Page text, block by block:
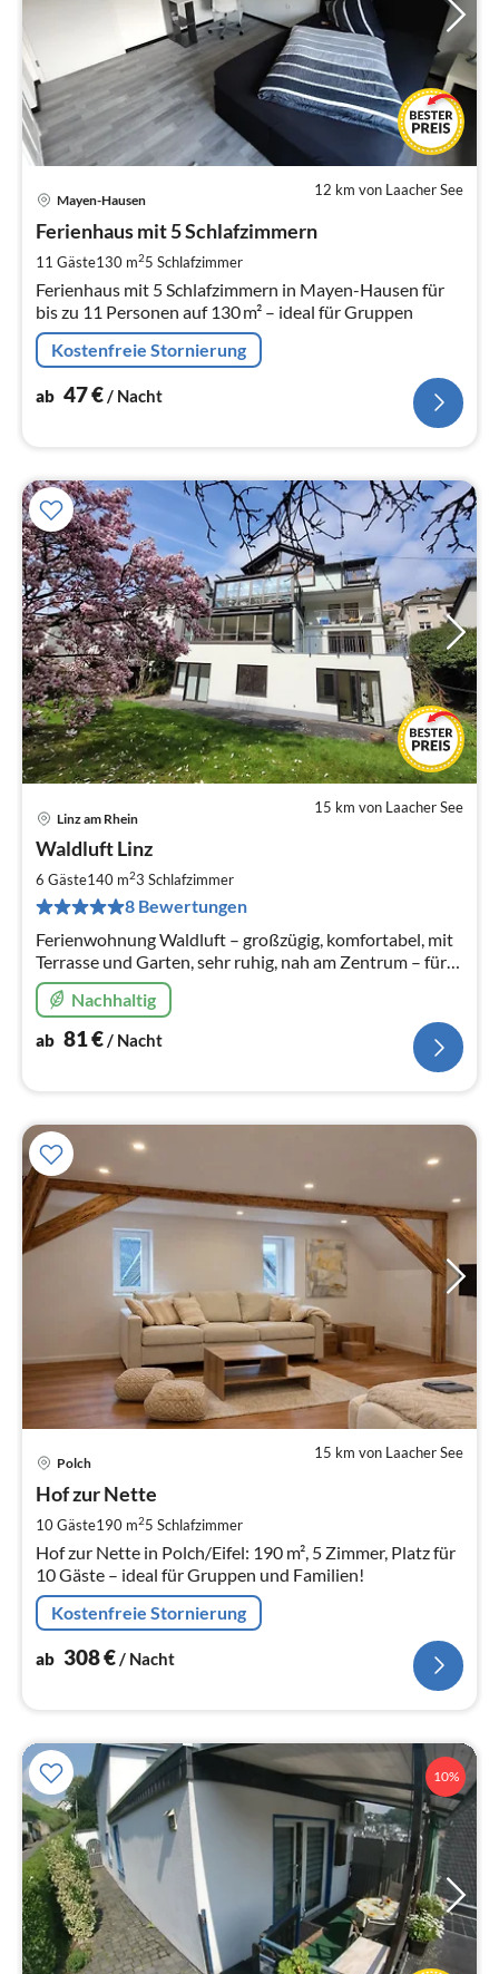
12 km von Laacher See
Mayen-Hausen
Ferienhaus mit 5 Schlafzimmern
11 Gäste130 m25 Schlafzimmer
Ferienhaus mit 5 Schlafzimmern in Mayen-Hausen für
bis zu 11 Personen auf 130 m² – ideal für Gruppen
Kostenfreie Stornierung
ab 47€/ Nacht
15 km von Laacher See
Linz am Rhein
Waldluft Linz
6 Gäste140 m23 Schlafzimmer
8 Bewertungen
Ferienwohnung Waldluft – großzügig, komfortabel, mit
Terrasse und Garten, sehr ruhig, nah am Zentrum – für
bis sechs Personen
Nachhaltig
ab 81€/ Nacht
15 km von Laacher See
Polch
Hof zur Nette
10 Gäste190 m25 Schlafzimmer
Hof zur Nette in Polch/Eifel: 190 m², 5 Zimmer, Platz für
10 Gäste – ideal für Gruppen und Familien!
Kostenfreie Stornierung
ab 308€ / Nacht
10%